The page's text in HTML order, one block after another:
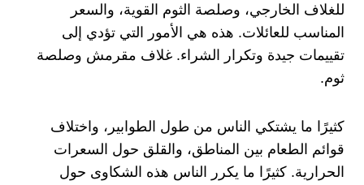
للغلاف الخارجي، وصلصة الثوم القوية، والسعر
المناسب للعائلات. هذه هي الأمور التي تؤدي إلى
تقييمات جيدة وتكرار الشراء. غلاف مقرمش وصلصة
ثوم.
كثيرًا ما يشتكي الناس من طول الطوابير، واختلاف
قوائم الطعام بين المناطق، والقلق حول السعرات
الحرارية. كثيرًا ما يكرر الناس هذه الشكاوى حول